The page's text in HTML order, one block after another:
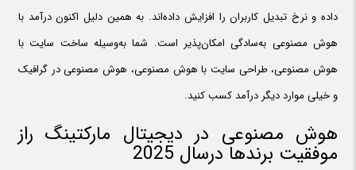
داده و نرخ تبدیل کاربران را افزایش داده‌اند. به همین دلیل اکنون درآمد با
هوش مصنوعی به‌سادگی امکان‌پذیر است. شما به‌وسیله ساخت سایت با
هوش مصنوعی، طراحی سایت با هوش مصنوعی، هوش مصنوعی در گرافیک
و خیلی موارد دیگر درآمد کسب کنید.
هوش مصنوعی در دیجیتال مارکتینگ راز
موفقیت برندها درسال 2025